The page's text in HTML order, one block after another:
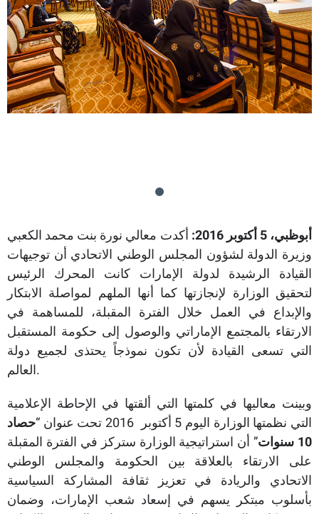
أبوظبي، 5 أكتوبر 2016:
أكدت معالي نورة بنت محمد الكعبي
وزيرة الدولة لشؤون المجلس الوطني الاتحادي أن توجيهات
القيادة الرشيدة لدولة الإمارات كانت المحرك الرئيس
لتحقيق الوزارة لإنجازتها كما أنها الملهم لمواصلة الابتكار
والإبداع في العمل خلال الفترة المقبلة، للمساهمة في
الارتقاء بالمجتمع الإماراتي والوصول إلى حكومة المستقبل
التي تسعى القيادة لأن تكون نموذجاً يحتذى لجميع دولة
العالم.
وبينت معاليها في كلمتها التي ألقتها في الإحاطة الإعلامية
التي نظمتها الوزارة اليوم 5 أكتوبر 2016 تحت عنوان “
حصاد
10 سنوات
” أن استراتيجية الوزارة ستركز في الفترة المقبلة
على الارتقاء بالعلاقة بين الحكومة والمجلس الوطني
الاتحادي والريادة في تعزيز ثقافة المشاركة السياسية
بأسلوب مبتكر يسهم في إسعاد شعب الإمارات، وضمان